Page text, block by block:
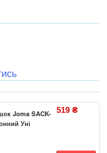
Joma SACK-
Уні
519 ₴